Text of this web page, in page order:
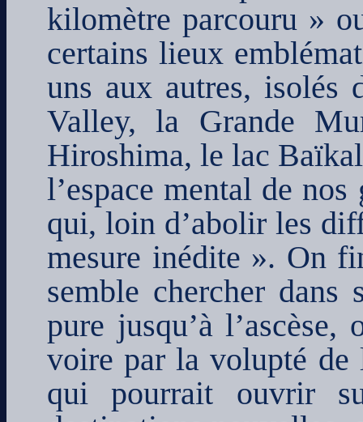
kilomètre parcouru »
certains lieux
uns aux autres, isolés
Valley, la Grande
Hiroshima, le lac
l’espace mental de
qui, loin d’abolir les
mesure inédite ». On
semble chercher
pure jusqu’à
voire par la volupté de
qui pourrait ouvrir